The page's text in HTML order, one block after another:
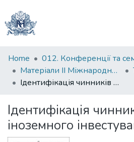
Communities
&
Collections
Statistics
Home
Матеріали II Міжнародної науково-практичної конференції "Менеджмент та маркетинг як фактори розвитку бізнесу", 17-19 квітня 2024 р.
Ідентифікація чинників активізації іноземного інвестування
Ідентифікація
іноземного